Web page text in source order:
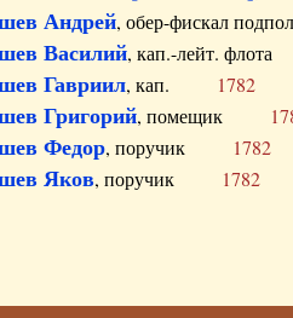
Андрей, обер-фискал
Василий, кап.-лейт.
Гавриил, кап. 1782
Григорий, помещик
Федор, поручик 1782
Яков, поручик 1782